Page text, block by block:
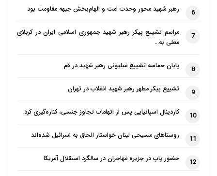
6 رهبر شهید محور وحدت امت و الهام‌بخش جبهه مقاومت بود
7
مراسم تشییع پیکر رهبر شهید جمهوری اسلامی ایران در کربلای
معلی به…
8 پایان حماسه تشییع میلیونی رهبر شهید در قم
9 تشییع پیکر مطهر رهبر شهید انقلاب در تهران
10 کاردینال اسپانیایی پس از اتهامات تجاوز جنسی، کناره‌گیری کرد
11 روستاهای مسیحی لبنان خواستار الحاق به اسرائیل شده‌اند
12 حضور پاپ در جزیره مهاجران در سالگرد استقلال آمریکا